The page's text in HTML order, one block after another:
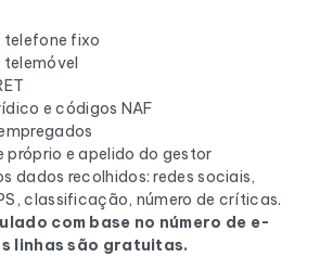
telefone fixo
telemóvel
e códigos NAF
próprio e apelido do gestor
dados recolhidos: redes sociais,
classificação, número de críticas.
com base no número de e-
linhas são gratuitas.